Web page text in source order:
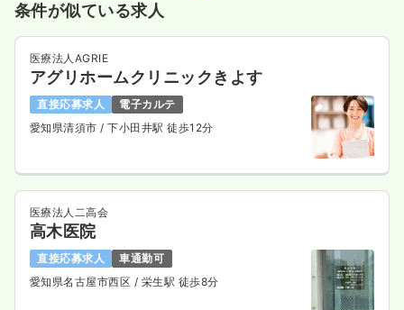
条件が似ている求人
医療法人AGRIE
アグリホームクリニックきよす
直接応募求人
電子カルテ
愛知県清須市/ 下小田井駅 徒歩12分
医療法人二高会
高木医院
直接応募求人
車通勤可
愛知県名古屋市西区 / 栄生駅 徒歩8分